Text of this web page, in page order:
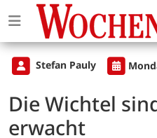
Stefan Pauly
Die Wichtel
erwacht